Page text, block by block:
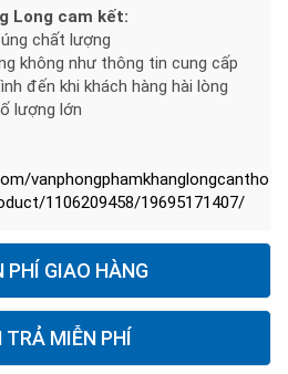
Long cam kết:
chất lượng
không như thông tin cung cấp
đến khi khách hàng hài lòng
lượng lớn
vanphongphamkhanglongcantho
1106209458/19695171407/
PHÍ GIAO HÀNG
TRẢ MIỄN PHÍ